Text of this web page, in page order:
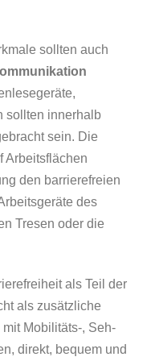
sollten auch
sollten innerhalb
sein. Die
Arbeitsflächen
den barrierefreien
des
Tresen oder die
als Teil der
als zusätzliche
Mobilitäts-, Seh-
direkt, bequem und